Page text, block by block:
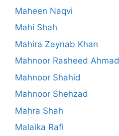
Maheen Naqvi
Mahi Shah
Mahira Zaynab Khan
Mahnoor Rasheed Ahmad
Mahnoor Shahid
Mahnoor Shehzad
Mahra Shah
Malaika Rafi